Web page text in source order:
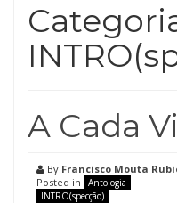
A Cada
By Francisco Mouta
Posted in
Antologia
INTRO(specção)